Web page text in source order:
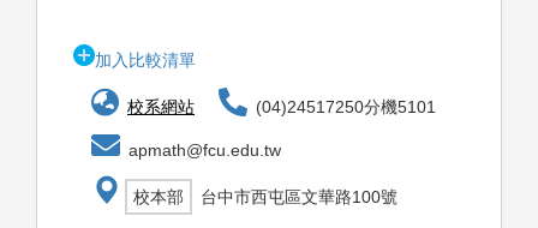
加入比較清單
校系網站 (04)24517250分機5101
apmath@fcu.edu.tw
校本部 台中市西屯區文華路100號